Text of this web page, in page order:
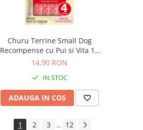
Churu Terrine Small Dog
Recompense cu Pui si Vita 15
Gr x 4 Buc
14,90 RON
IN STOC
ADAUGA IN COS
1 2 3 ... 12